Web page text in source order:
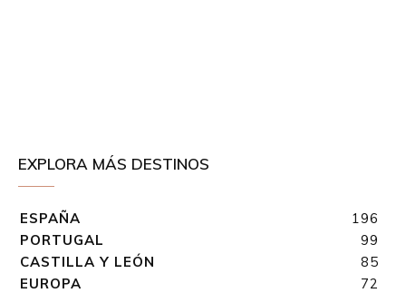
EXPLORA MÁS DESTINOS
ESPAÑA
196
PORTUGAL
99
CASTILLA Y LEÓN
85
EUROPA
72